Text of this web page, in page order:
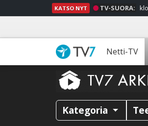
KATSO NYT TV-SUORA:
Netti-TV
Kategoria